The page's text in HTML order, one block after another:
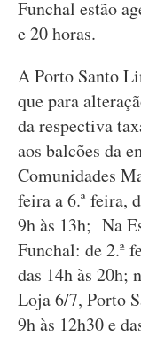
Funchal estão
e 20 horas.
A Porto Santo
que para
da respectiva
aos balcões da
Comunidades
feira a 6.ª feira,
9h às 13h; Na
Funchal: de 2.ª
das 14h às 20h;
Loja 6/7, Porto
9h às 12h30 e